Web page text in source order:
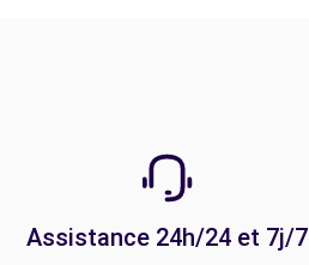
Assistance 24h/24 et 7j/7